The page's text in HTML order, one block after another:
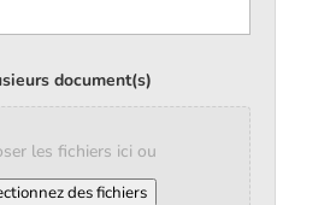
document(s)
les fichiers ici ou
des fichiers